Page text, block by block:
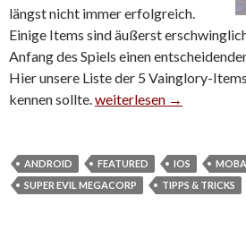
längst nicht immer erfolgreich.
Einige Items sind äußerst
Anfang des Spiels einen
Hier unsere Liste der 5 Vainglory-
kennen sollte. Vainglory: 5 Items, die
weiterlesen →
ANDROID FEATURED IOS
MOBA
SUPER EVIL MEGACORP
TIPPS & TRICKS